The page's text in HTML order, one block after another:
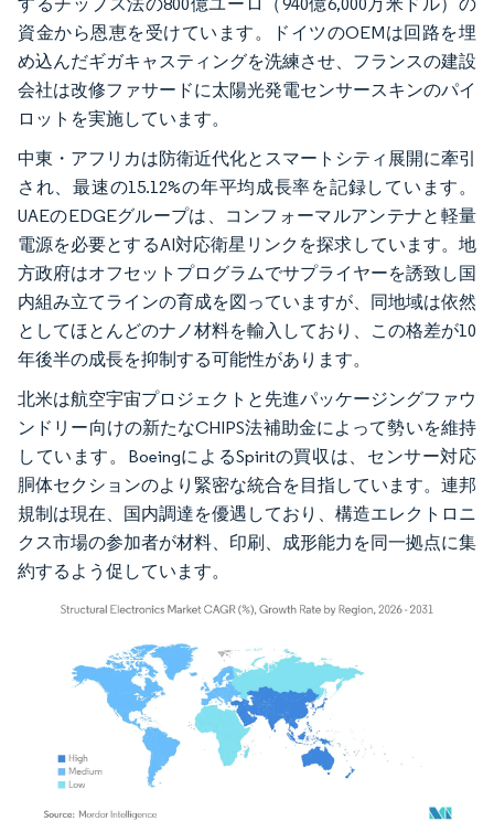
資金から恩恵を受けています。ドイツのOEMは回路を埋
め込んだギガキャスティングを洗練させ、フランスの建設
会社は改修ファサードに太陽光発電センサースキンのパイ
ロットを実施しています。
中東・アフリカは防衛近代化とスマートシティ展開に牽引
され、最速の15.12%の年平均成長率を記録しています。
UAEのEDGEグループは、コンフォーマルアンテナと軽量
電源を必要とするAI対応衛星リンクを探求しています。地
方政府はオフセットプログラムでサプライヤーを誘致し国
内組み立てラインの育成を図っていますが、同地域は依然
としてほとんどのナノ材料を輸入しており、この格差が10
年後半の成長を抑制する可能性があります。
北米は航空宇宙プロジェクトと先進パッケージングファウ
ンドリー向けの新たなCHIPS法補助金によって勢いを維持
しています。BoeingによるSpiritの買収は、センサー対応
胴体セクションのより緊密な統合を目指しています。連邦
規制は現在、国内調達を優遇しており、構造エレクトロニ
クス市場の参加者が材料、印刷、成形能力を同一拠点に集
約するよう促しています。